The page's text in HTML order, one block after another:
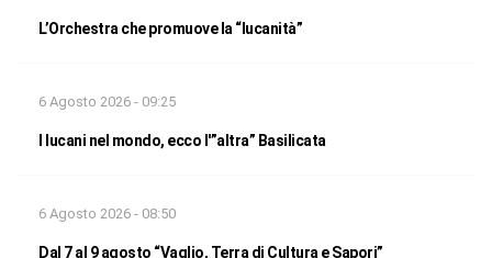
L’Orchestra che promuove la “lucanità”
6 Agosto 2026 - 09:25
I lucani nel mondo, ecco l'”altra” Basilicata
6 Agosto 2026 - 08:50
Dal 7 al 9 agosto “Vaglio, Terra di Cultura e Sapori”